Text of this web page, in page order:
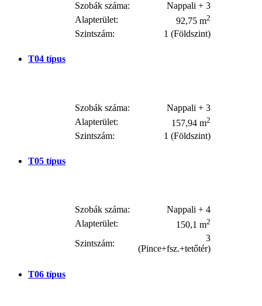
Szobák száma:
Nappali + 3
Alapterület:
92,75 m2
Szintszám: 1 (Földszint)
T04 típus
Szobák száma:
Nappali + 3
Alapterület:
157,94 m2
Szintszám: 1 (Földszint)
T05 típus
Szobák száma:
Nappali + 4
Alapterület:
150,1 m2
Szintszám:
3
(Pince+fsz.+tetőtér)
T06 típus